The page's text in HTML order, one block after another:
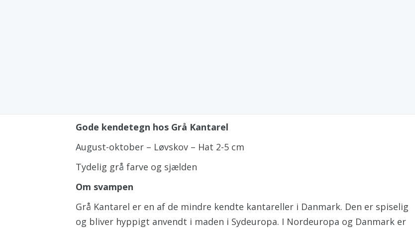
Gode kendetegn hos Grå Kantarel
August-oktober – Løvskov – Hat 2-5 cm
Tydelig grå farve og sjælden
Om svampen
Grå Kantarel er en af de mindre kendte kantareller i Danmark. Den er spiselig
og bliver hyppigt anvendt i maden i Sydeuropa. I Nordeuropa og Danmark er